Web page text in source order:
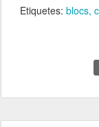
Etiquetes: blocs